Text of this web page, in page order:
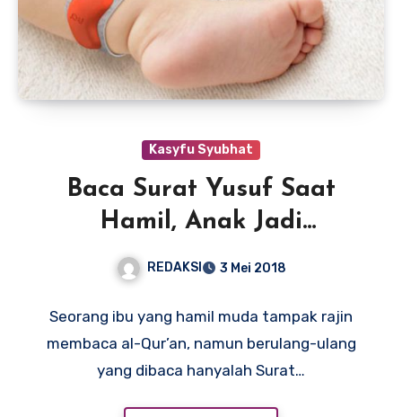
Kasyfu Syubhat
Baca Surat Yusuf Saat
Hamil, Anak Jadi
Setampan Nabi Yusuf?
REDAKSI 3 Mei 2018
Seorang ibu yang hamil muda tampak rajin
membaca al-Qur’an, namun berulang-ulang
yang dibaca hanyalah Surat…